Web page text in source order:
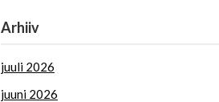
Arhiiv
juuli 2026
juuni 2026